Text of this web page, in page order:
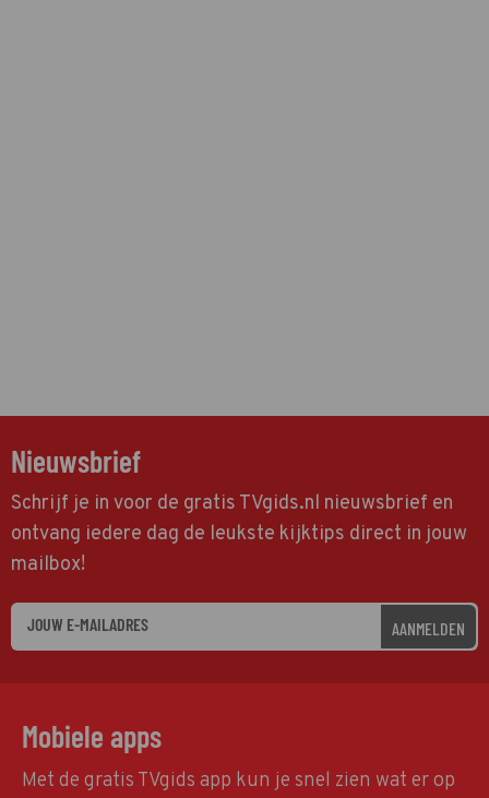
Nieuwsbrief
Schrijf je in voor de gratis TVgids.nl nieuwsbrief en
ontvang iedere dag de leukste kijktips direct in jouw
mailbox!
AANMELDEN
Mobiele apps
Met de gratis TVgids app kun je snel zien wat er op